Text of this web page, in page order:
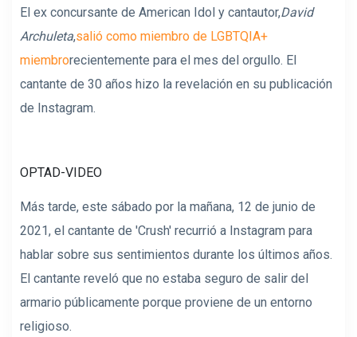
El ex concursante de American Idol y cantautor,David
Archuleta,salió como miembro de LGBTQIA+
miembrorecientemente para el mes del orgullo. El
cantante de 30 años hizo la revelación en su publicación
de Instagram.
OPTAD-VIDEO
Más tarde, este sábado por la mañana, 12 de junio de
2021, el cantante de 'Crush' recurrió a Instagram para
hablar sobre sus sentimientos durante los últimos años.
El cantante reveló que no estaba seguro de salir del
armario públicamente porque proviene de un entorno
religioso.